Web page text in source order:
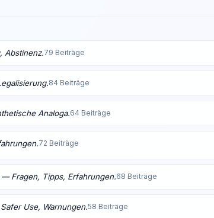
Abstinenz.79 Beiträge
84 Beiträge
Analoga.64 Beiträge
72 Beiträge
Fragen, Tipps, Erfahrungen.68 Beiträge
Use, Warnungen.58 Beiträge